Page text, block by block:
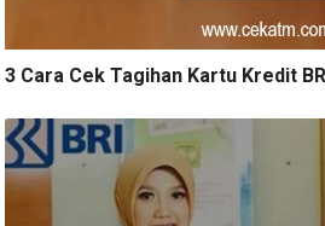
3 Cara Cek Tagihan Kartu Kredit